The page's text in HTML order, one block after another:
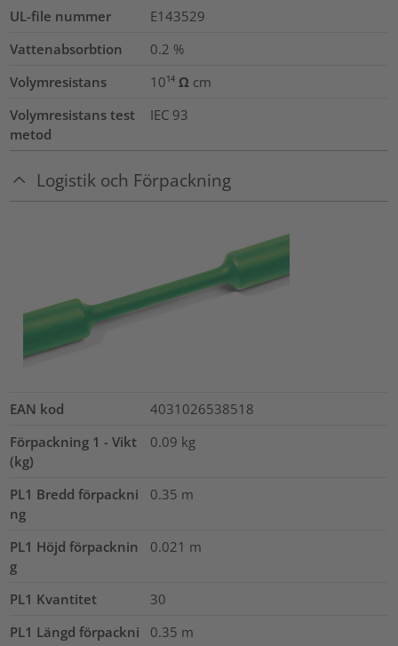
UL-file nummer
E143529
Vattenabsorbtion
0.2 %
Volymresistans
10¹⁴ Ω cm
Volymresistans test
metod
IEC 93
Logistik och Förpackning
EAN kod
4031026538518
Förpackning 1 - Vikt
(kg)
0.09 kg
PL1 Bredd förpackni
ng
0.35 m
PL1 Höjd förpacknin
g
0.021 m
PL1 Kvantitet
30
PL1 Längd förpackni
0.35 m